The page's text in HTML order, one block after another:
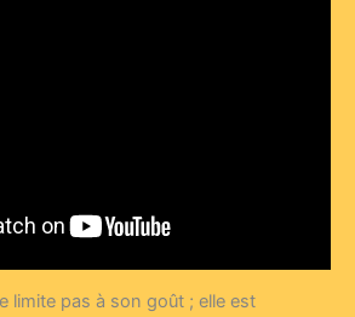
limite pas à son goût ; elle est